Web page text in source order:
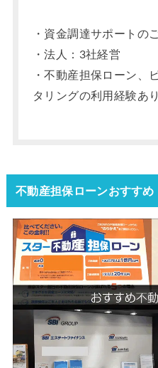
・資金調達サポートの
・法人：3社経営
・不動産担保ローン、
タリングの利用経験あり
不動産担保ローンおすすめ